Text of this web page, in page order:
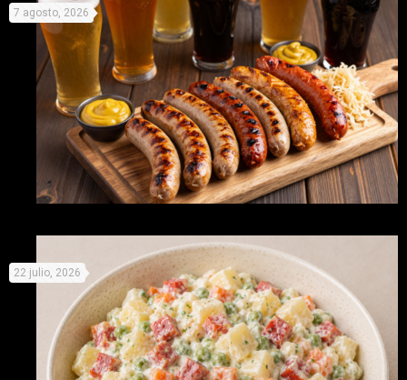
con salchichas
7 agosto, 2026
22 julio, 2026